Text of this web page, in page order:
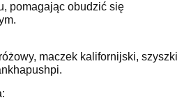
pomagając obudzić się
maczek kalifornijski, szyszki